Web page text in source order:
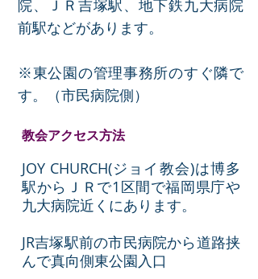
教会アクセス方法
JOY CHURCH(ジョイ教会)は博多
駅からＪＲで1区間で福岡県庁や
九大病院近くにあります。
JR吉塚駅前の市民病院から道路挟
んで真向側東公園入口
院、ＪＲ吉塚駅、地下鉄九大病院
前駅などがあります。
※東公園の管理事務所のすぐ隣で
す。（市民病院側）